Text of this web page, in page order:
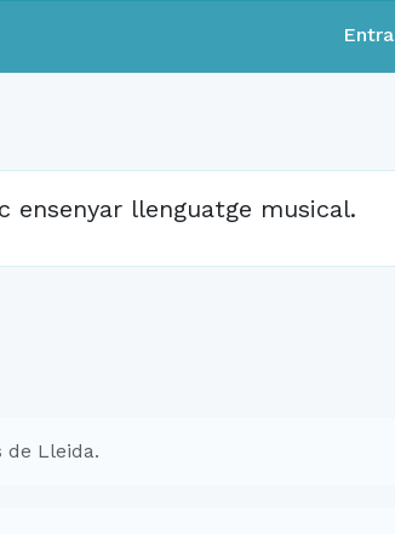
Entra
ensenyar llenguatge musical.
de Lleida.